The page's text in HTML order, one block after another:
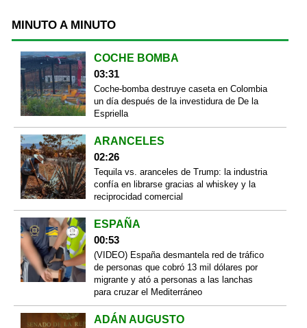
MINUTO A MINUTO
COCHE BOMBA
03:31
Coche-bomba destruye caseta en Colombia
un día después de la investidura de De la
Espriella
ARANCELES
02:26
Tequila vs. aranceles de Trump: la industria
confía en librarse gracias al whiskey y la
reciprocidad comercial
ESPAÑA
00:53
(VIDEO) España desmantela red de tráfico
de personas que cobró 13 mil dólares por
migrante y ató a personas a las lanchas
para cruzar el Mediterráneo
ADÁN AUGUSTO